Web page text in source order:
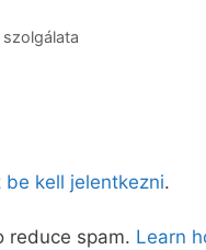
be kell jelentkezni.
reduce spam. Learn